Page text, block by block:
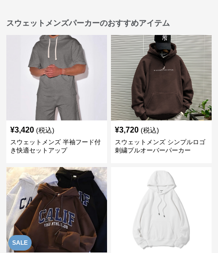
スウェットメンズパーカーのおすすめアイテム
¥3,420 (税込)
スウェットメンズ 半袖フード付
き快適セットアップ
¥3,720 (税込)
スウェットメンズ シンプルロゴ
刺繍プルオーバーパーカー
SALE